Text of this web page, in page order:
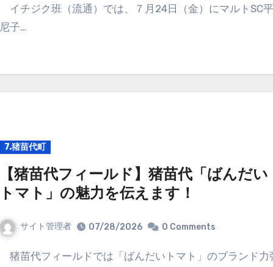
イチジク班（流通）では、７月24日（金）にマルトSC平
尼子…
7.猪苗代町
【猪苗代フィールド】猪苗代「ばんだい
トマト」の魅力を伝えます！
サイト管理者 07/28/2026 0 Comments
猪苗代フィールドでは「ばんだいトマト」のブランド力強